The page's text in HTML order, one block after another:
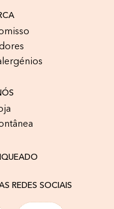
REDES SOCIAIS